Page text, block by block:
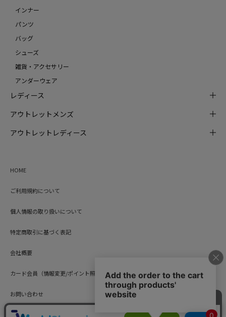
インナー
パンツ
バッグ
シューズ
雑貨・アクセサリー
アンダーウェア
レディース
アウトレットメンズ
アウトレットレディース
HOME
ご利用規約について
個人情報の取り扱いについて
特定商取引に基づく表記
会社概要
カード会員（情報変更/ポイント照会）
お問い合わせ